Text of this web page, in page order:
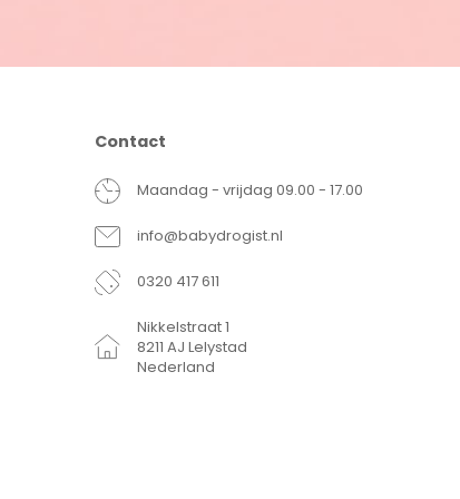
Contact
Maandag - vrijdag 09.00 - 17.00
info@babydrogist.nl
0320 417 611
Nikkelstraat 1
8211 AJ Lelystad
Nederland